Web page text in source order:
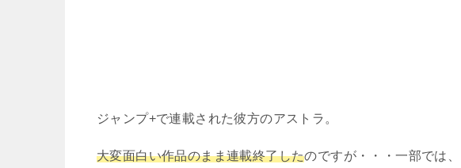
ジャンプ+で連載された彼方のアストラ。
大変面白い作品のまま連載終了したのですが・・・一部では、